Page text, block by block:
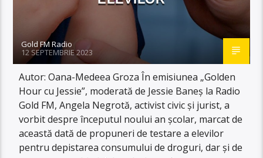
Gold FM Radio
12 SEPTEMBRIE 2023
Autor: Oana-Medeea Groza În emisiunea „Golden
Hour cu Jessie”, moderată de Jessie Baneș la Radio
Gold FM, Angela Negrotă, activist civic și jurist, a
vorbit despre începutul noului an școlar, marcat de
această dată de propuneri de testare a elevilor
pentru depistarea consumului de droguri, dar și de